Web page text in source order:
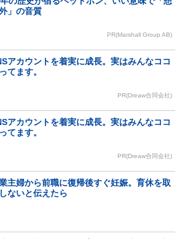
」の音質
PR(Marshall Group AB)
アカウントを着実に成長。実はみんなココ
てます。
PR(Dreaw合同会社)
アカウントを着実に成長。実はみんなココ
てます。
PR(Dreaw合同会社)
主婦から前職に復帰後すぐ妊娠。育休を取
ないと伝えたら